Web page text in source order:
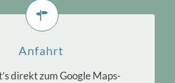
Anfahrt
direkt zum Google Maps-